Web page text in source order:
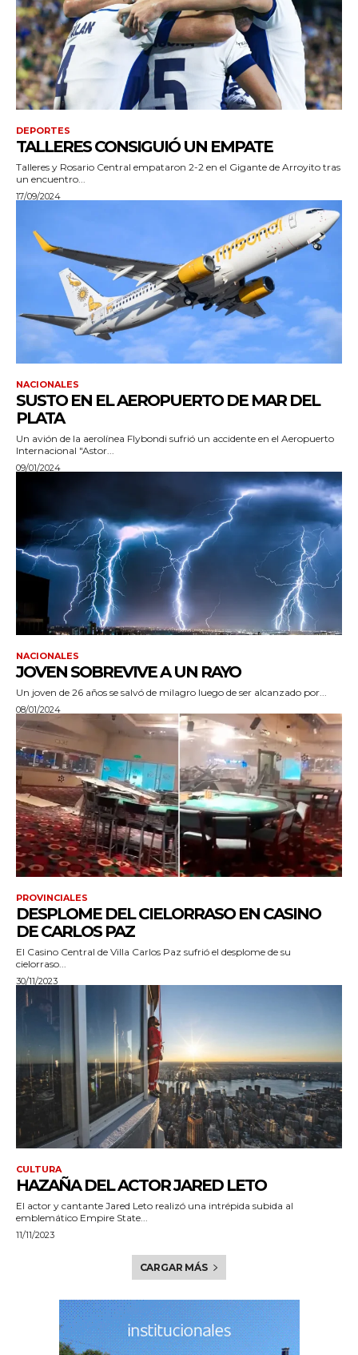
DEPORTES
TALLERES CONSIGUIÓ UN EMPATE
Talleres y Rosario Central empataron 2-2 en el Gigante de Arroyito tras
un encuentro...
17/09/2024
NACIONALES
SUSTO EN EL AEROPUERTO DE MAR DEL
PLATA
Un avión de la aerolínea Flybondi sufrió un accidente en el Aeropuerto
Internacional "Astor...
09/01/2024
NACIONALES
JOVEN SOBREVIVE A UN RAYO
Un joven de 26 años se salvó de milagro luego de ser alcanzado por...
08/01/2024
PROVINCIALES
DESPLOME DEL CIELORRASO EN CASINO
DE CARLOS PAZ
El Casino Central de Villa Carlos Paz sufrió el desplome de su
cielorraso...
30/11/2023
CULTURA
HAZAÑA DEL ACTOR JARED LETO
El actor y cantante Jared Leto realizó una intrépida subida al
emblemático Empire State...
11/11/2023
CARGAR MÁS